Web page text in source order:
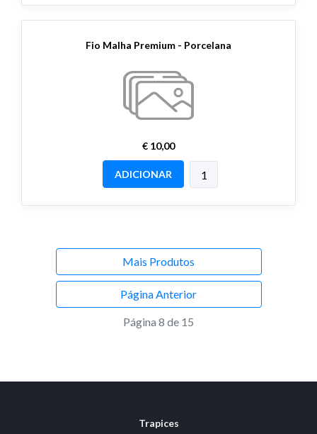
Fio Malha Premium - Porcelana
€ 10,00
ADICIONAR
Mais Produtos
Página Anterior
Página 8 de 15
Trapices